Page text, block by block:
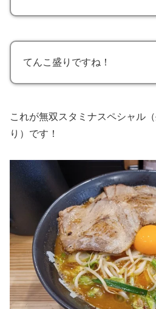
てんこ盛りですね！
これが無双スタミナスペシャル
り）です！